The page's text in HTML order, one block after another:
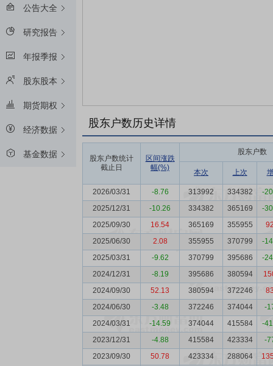
公告大全
研究报告
年报季报
股东股本
期货期权
经济数据
基金数据
股东户数历史详情
股东户数统计
截止日
区间涨跌
幅(%)
股东户数
本次 上次
2026/03/31 -8.76 313992 334382
-
2025/12/31
-10.26 334382 365169
-
2025/09/30
16.54 365169 355955
2025/06/30
2.08 355955 370799
-
2025/03/31
-9.62 370799 395686
-
2024/12/31
-8.19 395686 380594
2024/09/30
52.13 380594 372246
2024/06/30
-3.48 372246 374044
-
2024/03/31
-14.59 374044 415584
-
2023/12/31
-4.88 415584 423334
-
2023/09/30
50.78 423334 288064